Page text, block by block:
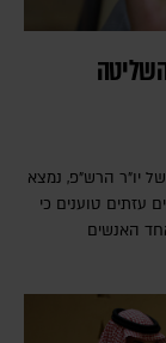
של יו"ר הרש"פ, נמצא
עזתים טוענים כי
האנשים